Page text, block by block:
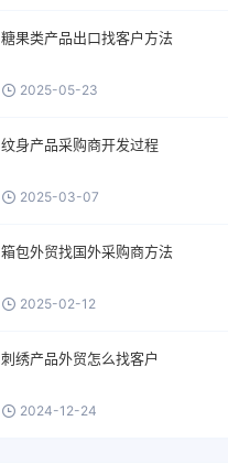
糖果类产品出口找客户方法
2025-05-23
纹身产品采购商开发过程
2025-03-07
箱包外贸找国外采购商方法
2025-02-12
刺绣产品外贸怎么找客户
2024-12-24